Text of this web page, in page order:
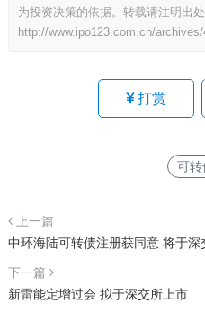
为投资决策的依据。转载请注明出处
http://www.ipo123.com.cn/archives/
打赏
可转
上一篇
中环海陆可转债注册获同意 将于深
下一篇
新雷能定增过会 拟于深交所上市